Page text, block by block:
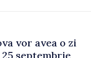
vor avea o zi
septembrie